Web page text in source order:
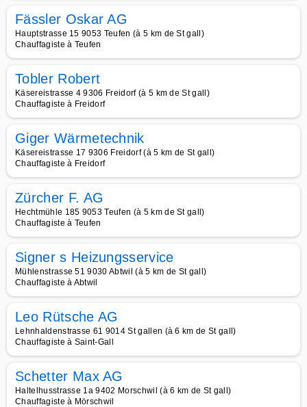
Fässler Oskar AG
Hauptstrasse 15 9053 Teufen (à 5 km de St gall)
Chauffagiste à Teufen
Tobler Robert
Käsereistrasse 4 9306 Freidorf (à 5 km de St gall)
Chauffagiste à Freidorf
Giger Wärmetechnik
Käsereistrasse 17 9306 Freidorf (à 5 km de St gall)
Chauffagiste à Freidorf
Zürcher F. AG
Hechtmühle 185 9053 Teufen (à 5 km de St gall)
Chauffagiste à Teufen
Signer s Heizungsservice
Mühlenstrasse 51 9030 Abtwil (à 5 km de St gall)
Chauffagiste à Abtwil
Leo Rütsche AG
Lehnhaldenstrasse 61 9014 St gallen (à 6 km de St gall)
Chauffagiste à Saint-Gall
Schetter Max AG
Haltelhusstrasse 1a 9402 Morschwil (à 6 km de St gall)
Chauffagiste à Mörschwil